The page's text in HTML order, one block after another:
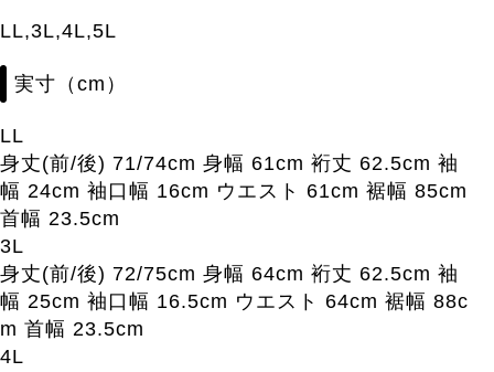
LL,3L,4L,5L
実寸（cm）
LL
身丈(前/後) 71/74cm 身幅 61cm 裄丈 62.5cm 袖
幅 24cm 袖口幅 16cm ウエスト 61cm 裾幅 85cm
首幅 23.5cm
3L
身丈(前/後) 72/75cm 身幅 64cm 裄丈 62.5cm 袖
幅 25cm 袖口幅 16.5cm ウエスト 64cm 裾幅 88c
m 首幅 23.5cm
4L